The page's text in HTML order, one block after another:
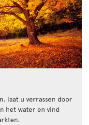
laat u verrassen door
het water en vind